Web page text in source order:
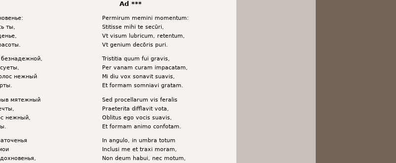
ты,
безнадежной,
нежный
мятежный
нежный,
Ad ***
Permirum memini momentum:
Stitisse mihi te secūri,
Vt visum lubricum, retentum,
Vt genium decōris puri.
Tristitia quum fui gravis,
Per vanam curam impacatam,
Mi diu vox sonavit suavis,
Et formam somniavi gratam.
Sed procellarum vis feralis
Praeterita difflavit vota,
Oblitus ego vocis suavis,
Et formam animo confotam.
In angulo, in umbra totum
Inclusi me et traxi moram,
Non deum habui, nec motum,